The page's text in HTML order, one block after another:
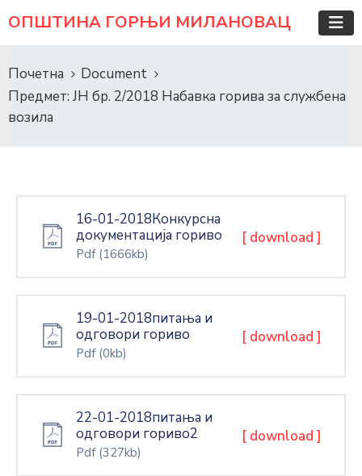
ОПШТИНА ГОРЊИ МИЛАНОВАЦ
Почетна
Document
Предмет: ЈН бр. 2/2018 Набавка горива за службена
возила
16-01-2018Конкурсна
документација гориво
Pdf (1666kb)
[ download ]
19-01-2018питања и
одговори гориво
Pdf (0kb)
[ download ]
22-01-2018питања и
одговори гориво2
Pdf (327kb)
[ download ]